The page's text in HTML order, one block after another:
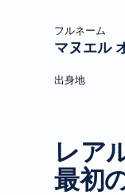
フルネーム
マヌエル
出身地
レア
最初